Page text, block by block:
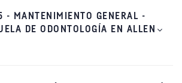
- MANTENIMIENTO GENERAL -
DE ODONTOLOGÍA EN ALLEN